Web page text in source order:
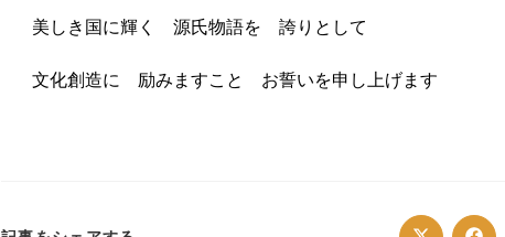
美しき国に輝く 源氏物語を 誇りとして
文化創造に 励みますこと お誓いを申し上げます